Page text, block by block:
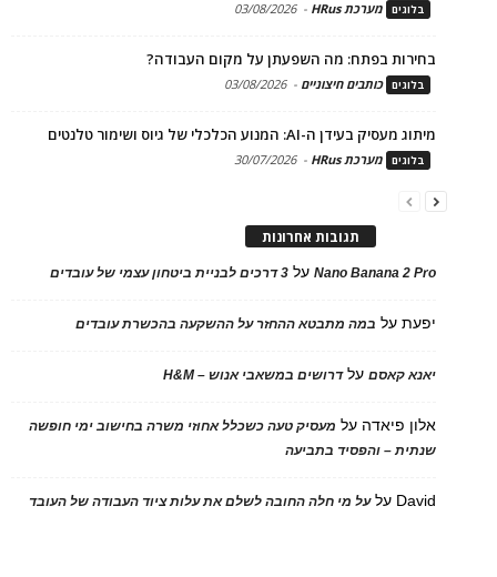
בלוגים מערכת HRus -
03/08/2026
בחירות בפתח: מה השפעתן על מקום העבודה?
בלוגים כותבים חיצוניים -
03/08/2026
מיתוג מעסיק בעידן ה-AI: המנוע הכלכלי של גיוס ושימור טלנטים
בלוגים מערכת HRus -
30/07/2026
תגובות אחרונות
Nano Banana 2 Proעל 3 דרכים לבניית ביטחון עצמי של עובדים
יפעתעל במה מתבטא ההחזר על ההשקעה בהכשרת עובדים
יאנא קאסםעלדרושים במשאבי אנוש – H&M
אלון פיאדה על מעסיק טעה כשכלל אחוזי משרה בחישוב ימי חופשה
שנתית – והפסיד בתביעה
David עלעל מי חלה החובה לשלם את עלות ציוד העבודה של העובד